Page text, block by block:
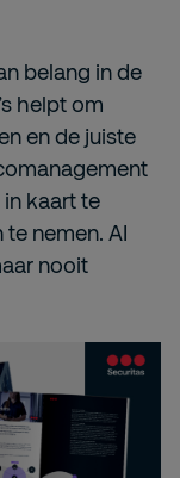
belang in de
helpt om
en de juiste
kaart te
nemen. AI
nooit